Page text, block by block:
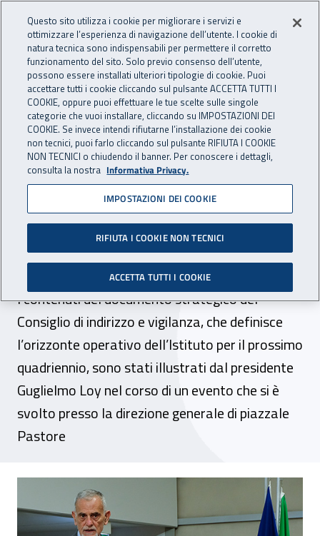
INAIL - Istituto Nazionale
Apri cerca
Navigazione principale
Navigazione - Ti trovi in:
Home Inail comunica News
14 aprile 2023
Civ Inail, presentate le
Linee di mandato della VII
Consiliatura
I contenuti del documento strategico del
Consiglio di indirizzo e vigilanza, che definisce
l’orizzonte operativo dell’Istituto per il prossimo
quadriennio, sono stati illustrati dal presidente
Guglielmo Loy nel corso di un evento che si è
svolto presso la direzione generale di piazzale
Pastore
Civ Inail, presentate le Linee di mandato
Questo sito utilizza i cookie per migliorare i servizi e
ottimizzare l’esperienza di navigazione dell’utente. I cookie di
natura tecnica sono indispensabili per permettere il corretto
funzionamento del sito. Solo previo consenso dell’utente,
possono essere installati ulteriori tipologie di cookie. Puoi
accettare tutti i cookie cliccando sul pulsante ACCETTA TUTTI I
COOKIE, oppure puoi effettuare le tue scelte sulle singole
categorie che vuoi installare, cliccando su IMPOSTAZIONI DEI
COOKIE. Se invece intendi rifiutarne l’installazione dei cookie
non tecnici, puoi farlo cliccando sul pulsante RIFIUTA I COOKIE
NON TECNICI o chiudendo il banner. Per conoscere i dettagli,
consulta la nostra Informativa Privacy.
IMPOSTAZIONI DEI COOKIE
RIFIUTA I COOKIE NON TECNICI
ACCETTA TUTTI I COOKIE